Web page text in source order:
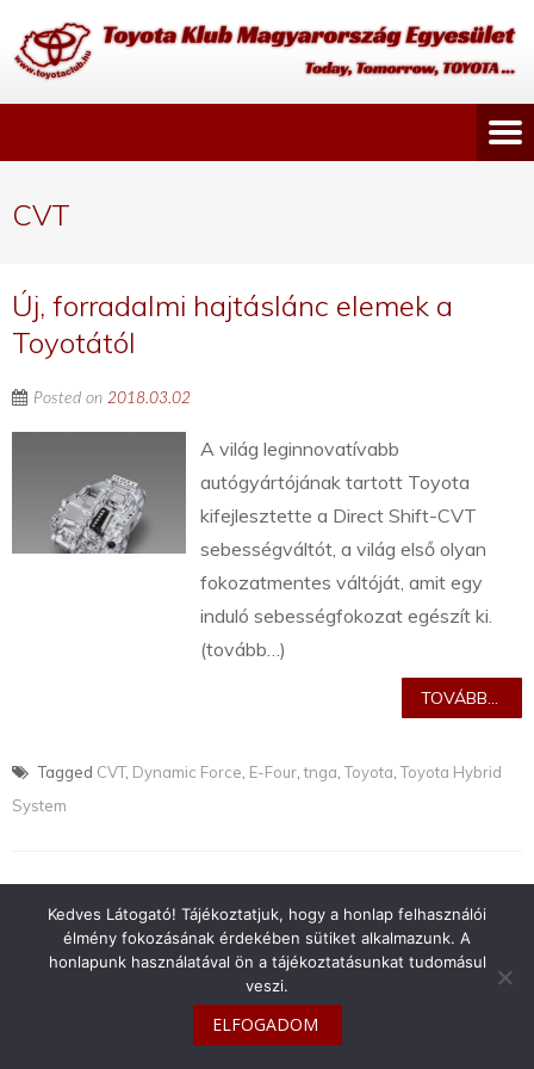
CVT
Új, forradalmi hajtáslánc elemek a
Toyotától
Posted on 2018.03.02
A világ leginnovatívabb
autógyártójának tartott Toyota
kifejlesztette a Direct Shift-CVT
sebességváltót, a világ első olyan
fokozatmentes váltóját, amit egy
induló sebességfokozat egészít ki.
(tovább…)
TOVÁBB...
Tagged CVT, Dynamic Force E-Four ,tnga ,Toyota ,Toyota Hybrid
System
info@toyotaclub.hu
Toyota Klub Magyarország
Kedves Látogató! Tájékoztatjuk, hogy a honlap felhasználói
élmény fokozásának érdekében sütiket alkalmazunk. A
honlapunk használatával ön a tájékoztatásunkat tudomásul
veszi.
ELFOGADOM